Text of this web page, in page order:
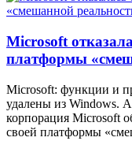
Microsoft
платформы
Microsoft: функции и
удалены из Windows.
корпорация Microsoft
своей платформы